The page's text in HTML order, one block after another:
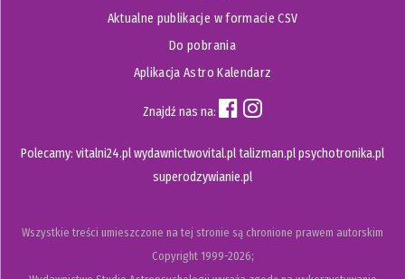
Aktualne publikacje w formacie CSV
Do pobrania
Aplikacja Astro Kalendarz
Znajdź nas na:
Polecamy: vitalni24.plwydawnictwovital.pltalizman.plpsychotronika.pl
superodzywianie.pl
Wszystkie treści umieszczone na tej stronie są chronione prawem autorskim
Copyright1999-2026;